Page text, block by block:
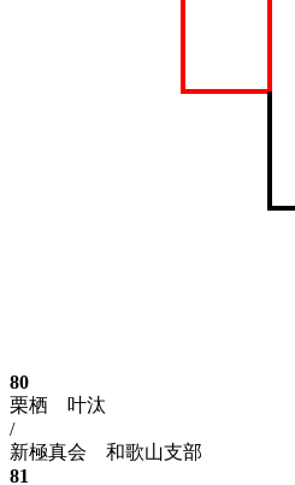
80
栗栖 叶汰
/
新極真会 和歌山支部
81